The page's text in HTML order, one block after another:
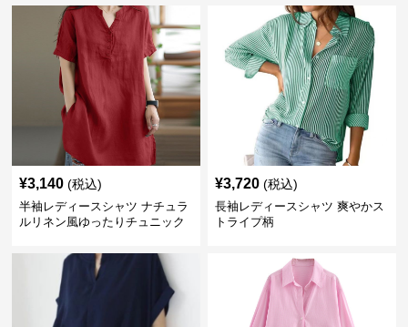
¥3,140 (税込)
半袖レディースシャツ ナチュラ
ルリネン風ゆったりチュニック
¥3,720 (税込)
長袖レディースシャツ 爽やかス
トライプ柄